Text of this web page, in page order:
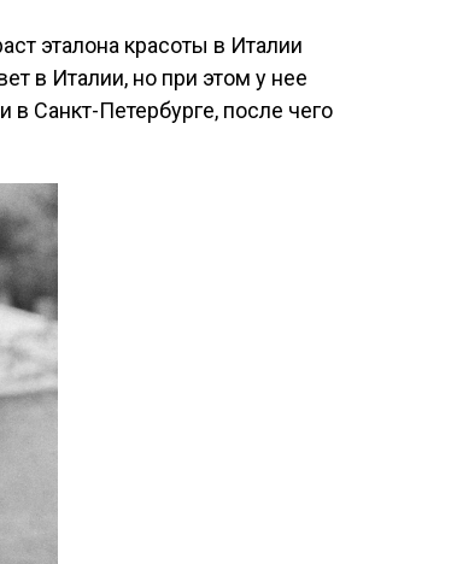
эталона красоты в Италии
в Италии, но при этом у нее
Санкт-Петербурге, после чего